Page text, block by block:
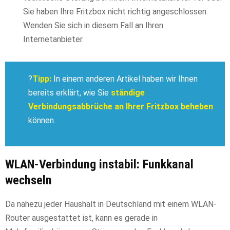
Sie haben Ihre Fritzbox nicht richtig angeschlossen.
Wenden Sie sich in diesem Fall an Ihren
Internetanbieter.
?Tipp: In einem anderen Artikel haben wir Ihnen
bereits erklärt, wie Sie ständige
Verbindungsabbrüche an Ihrer Fritzbox beheben
können.
WLAN-Verbindung instabil: Funkkanal
wechseln
Da nahezu jeder Haushalt in Deutschland mit einem WLAN-
Router ausgestattet ist, kann es gerade in